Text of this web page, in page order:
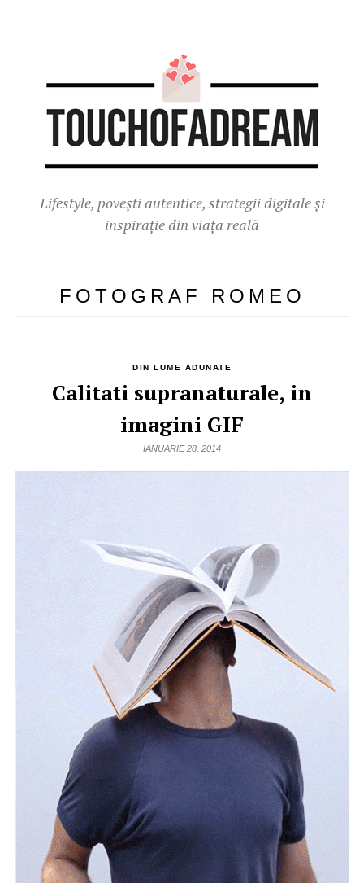
Lifestyle, povești autentice, strategii digitale și
inspirație din viața reală
FOTOGRAF ROMEO
DIN LUME ADUNATE
Calitati supranaturale, in
imagini GIF
IANUARIE 28, 2014